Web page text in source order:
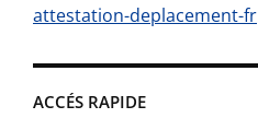
ACCÉS RAPIDE
attestation-deplacement-fr